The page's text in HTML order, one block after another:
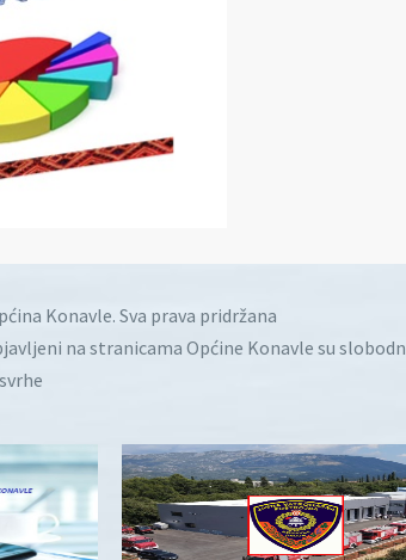
Konavle. Sva prava pridržana
na stranicama Općine Konavle su